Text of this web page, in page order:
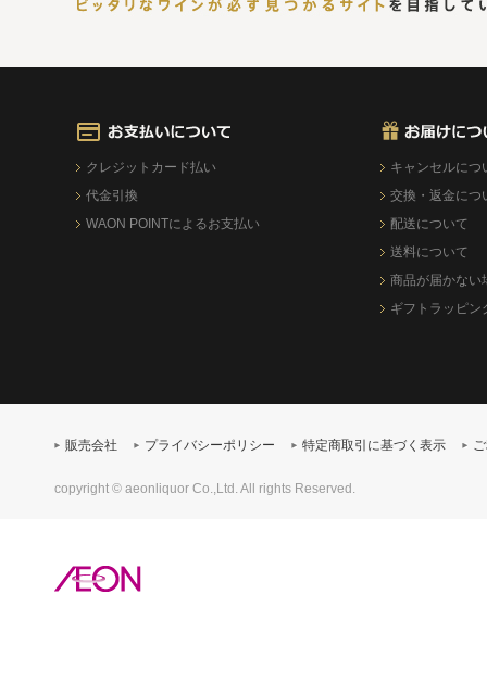
クレジットカード払い
代金引換
WAON POINTによるお支払い
キャンセルにつ
交換・返金につ
配送について
送料について
商品が届かない
ギフトラッピン
販売会社 プライバシーポリシー 特定商取引に基づく表示
copyright © aeonliquor Co.,Ltd. All rights Reserved.